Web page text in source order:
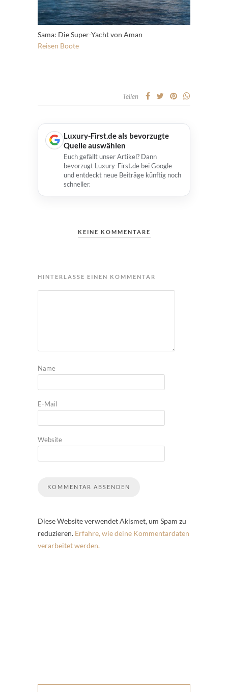
Sama: Die Super-Yacht von Aman
Reisen Boote
Teilen
Luxury-First.de als bevorzugte
Quelle auswählen
Euch gefällt unser Artikel? Dann
bevorzugt Luxury-First.de bei Google
und entdeckt neue Beiträge künftig noch
schneller.
KEINE KOMMENTARE
HINTERLASSE EINEN KOMMENTAR
Name
E-Mail
Website
Diese Website verwendet Akismet, um Spam zu
reduzieren. Erfahre, wie deine Kommentardaten
verarbeitet werden.